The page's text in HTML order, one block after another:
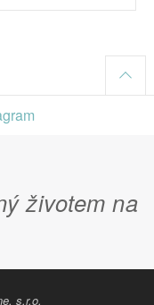
životem na
s.r.o.